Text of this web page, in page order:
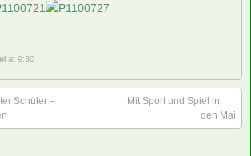
at 9:30
Schüler –
Mit Sport und Spiel in
den Mai